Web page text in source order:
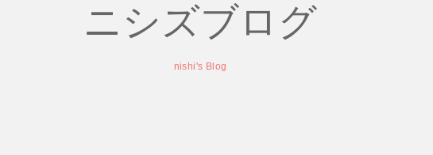
ニシズブログ
nishi's Blog